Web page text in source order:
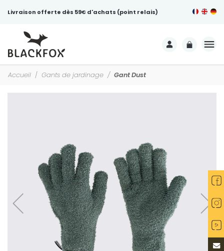
Livraison offerte dès 59€ d'achats (point relais)
Accueil Gants de jardinage Gant Dust